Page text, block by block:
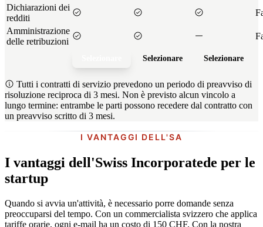
Dichiarazioni dei
redditi
Amministrazione
delle retribuzioni
Selezionare Selezionare
Tutti i contratti di servizio prevedono un periodo di preavviso di
risoluzione reciproca di 3 mesi. Non è previsto alcun vincolo a
lungo termine: entrambe le parti possono recedere dal contratto con
un preavviso scritto di 3 mesi.
I VANTAGGI DELL'SA
I vantaggi dell'Swiss Incorporatede per le
startup
Quando si avvia un'attività, è necessario porre domande senza
preoccuparsi del tempo. Con un commercialista svizzero che applica
tariffe orarie, ogni e-mail ha un costo di 150 CHF. Con la nostra